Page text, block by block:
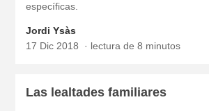
específicas.
Jordi Ysàs
17 Dic 2018
lectura de 8 minutos
Las lealtades familiares